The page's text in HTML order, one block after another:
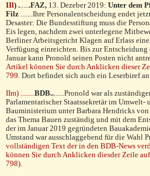
IIl) .......FAZ, 13. Dezeber 2019: Unter dem
Filz .......Ihre Personalent­scheidung endet
De­saster: Die Bun­desstiftung muss die
Eis legen, nachdem zwei unterlegene
Berliner Arbeitsgericht Klagen auf Erlass
Verfügung einreichten. Bis zur Entschei­dung
Januar kann Pronold seinen Posten nicht
Artikel können Sie durch Anklicken dieser
799. Dort befindet sich auch ein Leserbiref
IIm) ........BDB........Pronold war als
Parlamentarischer Staatssekre­tär im Umwelt-
Bauministerium unter Barbara Hen­dricks
das Thema Bauen zuständig und mit dem
der im Januar 2019 gegrün­de­ten
Umstand war ausschlag­gebend für die Wahl
vollständigen Text der in den BDB-News
können Sie durch Anklicken diesder Zeile
798).